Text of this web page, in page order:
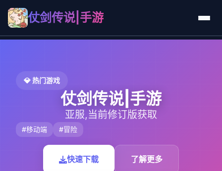
仗剑传说|手游
💎 热门游戏
仗剑传说|手游
亚服,当前修订版获取
#移动端 #冒险
快速下载 了解更多